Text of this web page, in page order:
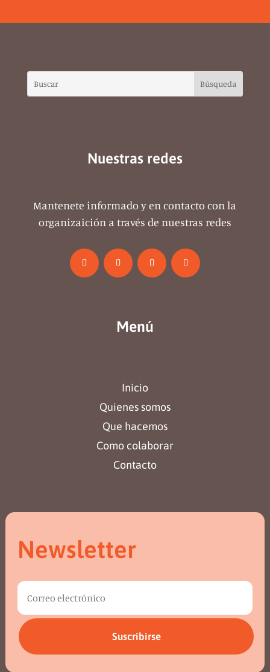
Nuestras redes
Mantenete informado y en contacto con la
organizaición a través de nuestras redes
Menú
Inicio
Quienes somos
Que hacemos
Como colaborar
Contacto
Newsletter
Suscribirse